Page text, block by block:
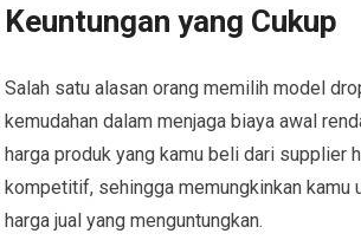
Keuntungan yang Cukup
Salah satu alasan orang memilih model
kemudahan dalam menjaga biaya awal
harga produk yang kamu beli dari supplier
kompetitif, sehingga memungkinkan kamu
harga jual yang menguntungkan.